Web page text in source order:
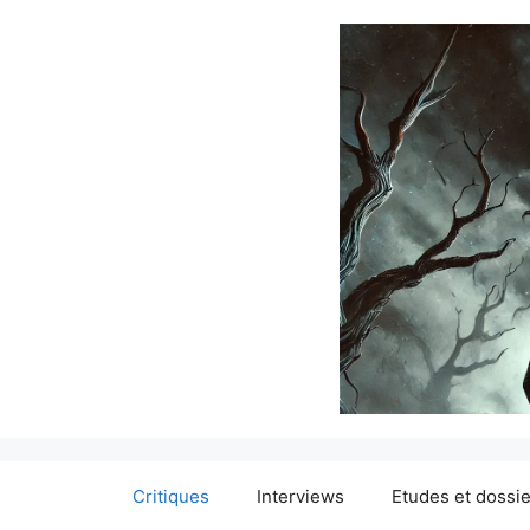
Critiques Interviews Etudes et